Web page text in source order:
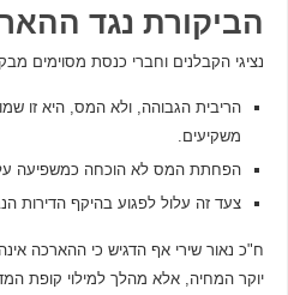
הביקורת נגד
נציגי הקבלנים וחברי כנסת מסוימים
הריבית הגבוהה, ולא המס, היא זו
משקיעים.
הפחתת המס לא הוכחה כמשפיעה על
צעד זה עלול לפגוע בהיקף הדירות
ח"כ נאור שירי אף הדגיש כי ההארכה
יוקר המחיה, אלא מהלך למילוי קופת